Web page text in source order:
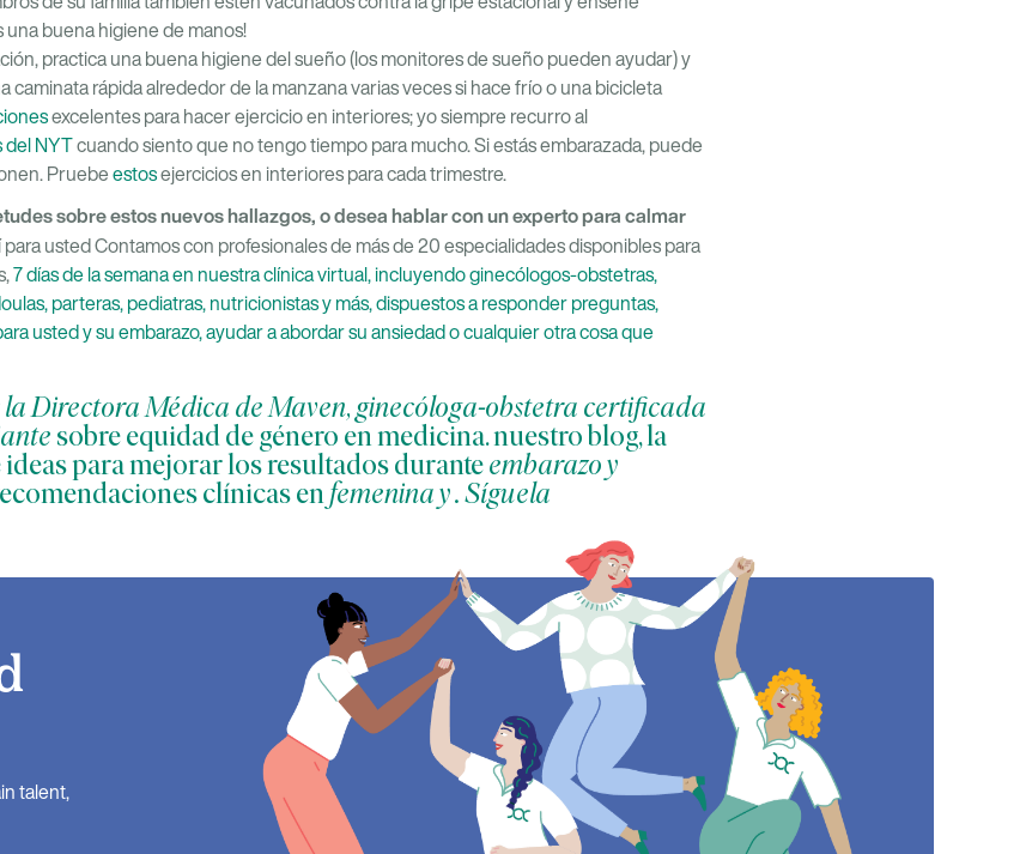
buena higiene de manos!
practica una buena higiene del sueño (los monitores de sueño pueden ayudar) y
caminata rápida alrededor de la manzana varias veces si hace frío o una bicicleta
excelentes para hacer ejercicio en interiores; yo siempre recurro al
del NYTcuando siento que no tengo tiempo para mucho. Si estás embarazada, puede
Pruebe estosejercicios en interiores para cada trimestre.
sobre estos nuevos hallazgos, o desea hablar con un experto para calmar
para usted Contamos con profesionales de más de 20 especialidades disponibles para
7 días de la semana en nuestra clínica virtual, incluyendo ginecólogos-obstetras,
parteras, pediatras, nutricionistas y más, dispuestos a responder preguntas,
usted y su embarazo, ayudar a abordar su ansiedad o cualquier otra cosa que
la Directora Médica de Maven, ginecóloga-obstetra certificada
sobre equidad de género en medicina. nuestro blog, la
para mejorar los resultados durante embarazo y
clínicas enfemenina y. Síguela
talent,